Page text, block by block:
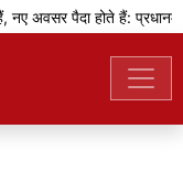
अवसर पैदा होते हैं: